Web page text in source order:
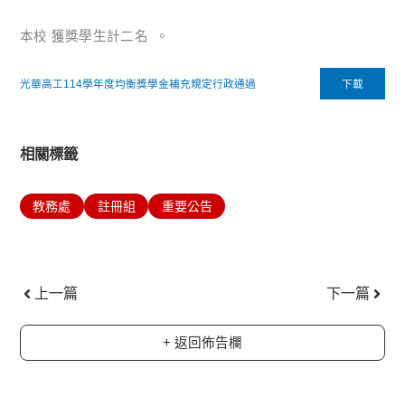
本校 獲獎學生計二名 。
光華高工114學年度均衡獎學金補充規定行政通過 下載
相關標籤
教務處 註冊組 重要公告
上一篇 下一篇
+ 返回佈告欄